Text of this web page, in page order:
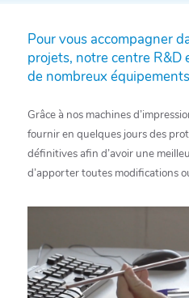
Pour vous accompagner
projets, notre centre R&D
de nombreux
Grâce à nos machines
fournir en quelques jours des
définitives afin d’avoir une
d’apporter toutes modifications